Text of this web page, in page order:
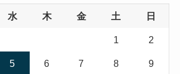
水 木 金 土 日
1 2
5 6 7 8 9